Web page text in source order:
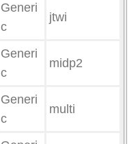
Generi
c
jtwi
Generi
c
midp2
Generi
c
multi